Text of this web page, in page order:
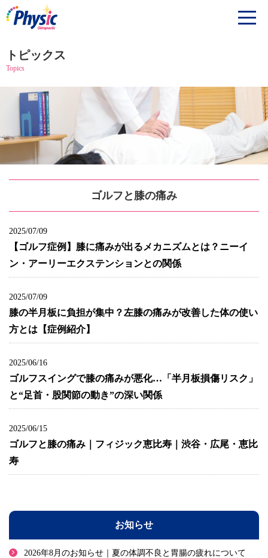
トピックス
Topics
ゴルフと膝の痛み
2025/07/09
【ゴルフ症例】膝に痛みが出るメカニズムとは？ニーイ
ン・アーリーエクステンションとの関係
2025/07/09
膝の半月板に負担が集中？左膝の痛みが改善した体の使い
方とは【症例紹介】
2025/06/16
ゴルフスイングで膝の痛みが悪化…「半月板損傷リスク」
と“足首・股関節の動き”の深い関係
2025/06/15
ゴルフと膝の痛み｜フィジック恵比寿｜渋谷・広尾・恵比
寿
お知らせ
2026年8月のお知らせ｜夏の体調不良と胃腸の疲れについて